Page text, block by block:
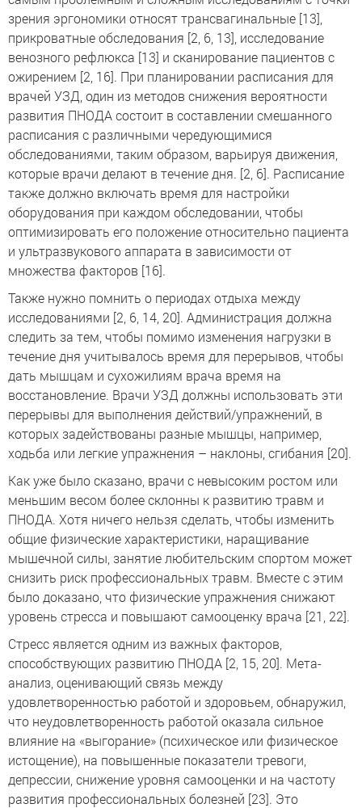
зрения эргономики относят трансвагинальные [13],
прикроватные обследования [2, 6, 13], исследование
венозного рефлюкса [13] и сканирование пациентов с
ожирением [2, 16]. При планировании расписания для
врачей УЗД, один из методов снижения вероятности
развития ПНОДА состоит в составлении смешанного
расписания с различными чередующимися
обследованиями, таким образом, варьируя движения,
которые врачи делают в течение дня. [2, 6]. Расписание
также должно включать время для настройки
оборудования при каждом обследовании, чтобы
оптимизировать его положение относительно пациента
и ультразвукового аппарата в зависимости от
множества факторов [16].
Также нужно помнить о периодах отдыха между
исследованиями [2, 6, 14, 20]. Администрация должна
следить за тем, чтобы помимо изменения нагрузки в
течение дня учитывалось время для перерывов, чтобы
дать мышцам и сухожилиям врача время на
восстановление. Врачи УЗД должны использовать эти
перерывы для выполнения действий/упражнений, в
которых задействованы разные мышцы, например,
ходьба или легкие упражнения – наклоны, сгибания [20].
Как уже было сказано, врачи с невысоким ростом или
меньшим весом более склонны к развитию травм и
ПНОДА. Хотя ничего нельзя сделать, чтобы изменить
общие физические характеристики, наращивание
мышечной силы, занятие любительским спортом может
снизить риск профессиональных травм. Вместе с этим
было доказано, что физические упражнения снижают
уровень стресса и повышают самооценку врача [21, 22].
Стресс является одним из важных факторов,
способствующих развитию ПНОДА [2, 15, 20]. Мета-
анализ, оценивающий связь между
удовлетворенностью работой и здоровьем, обнаружил,
что неудовлетворенность работой оказала сильное
влияние на «выгорание» (психическое или физическое
истощение), на повышенные показатели тревоги,
депрессии, снижение уровня самооценки и на частоту
развития профессиональных болезней [23]. Это